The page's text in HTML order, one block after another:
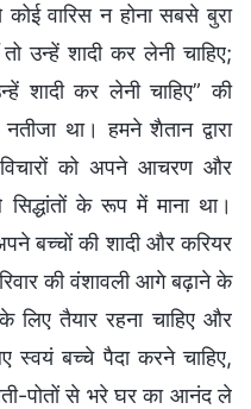
वारिस न होना सबसे बुरा
उन्हें शादी कर लेनी चाहिए;
शादी कर लेनी चाहिए” की
था। हमने शैतान द्वारा
को अपने आचरण और
सिद्धांतों के रूप में माना था।
अपने बच्चों की शादी और करियर
की वंशावली आगे बढ़ाने के
लिए तैयार रहना चाहिए और
स्वयं बच्चे पैदा करने चाहिए,
पोतों से भरे घर का आनंद ले